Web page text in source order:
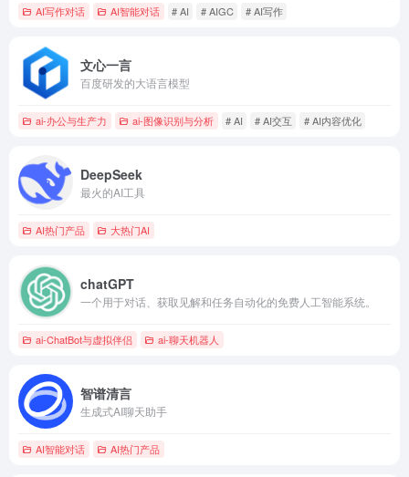
AI写作对话 AI智能对话 # AI # AIGC # AI写作
文心一言
百度研发的大语言模型
ai-办公与生产力 ai-图像识别与分析 # AI # AI交互 # AI内容优化
DeepSeek
最火的AI工具
AI热门产品 大热门AI
chatGPT
一个用于对话、获取见解和任务自动化的免费人工智能系统。
ai-ChatBot与虚拟伴侣 ai-聊天机器人
智谱清言
生成式AI聊天助手
AI智能对话 AI热门产品